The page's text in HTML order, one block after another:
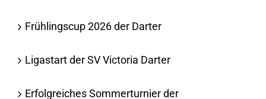
Frühlingscup 2026 der Darter
Ligastart der SV Victoria Darter
Erfolgreiches Sommerturnier der